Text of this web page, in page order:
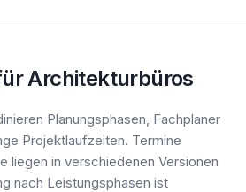
Architekturbüros
Planungsphasen, Fachplaner
Projektlaufzeiten. Termine
liegen in verschiedenen Versionen
nach Leistungsphasen ist